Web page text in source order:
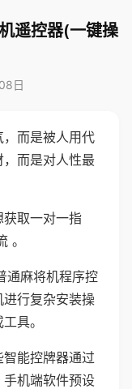
遥控器(一键操
日
而是被人用代
而是对人性最
取一对一指
。
通麻将机程序控
行复杂安装操
具。
能控牌器通过
机端软件预设